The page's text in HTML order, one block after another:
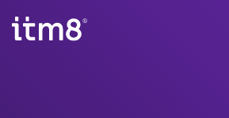
direkte